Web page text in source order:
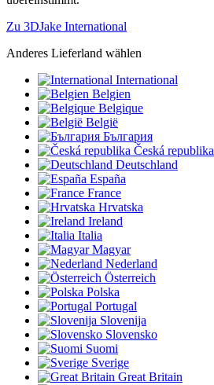
Zu 3DJake International
Anderes Lieferland wählen
International
Belgien
Belgique
België
България
Česká republika
Deutschland
España
France
Hrvatska
Ireland
Italia
Magyar
Nederland
Österreich
Polska
Portugal
Slovenija
Slovensko
Suomi
Sverige
Great Britain